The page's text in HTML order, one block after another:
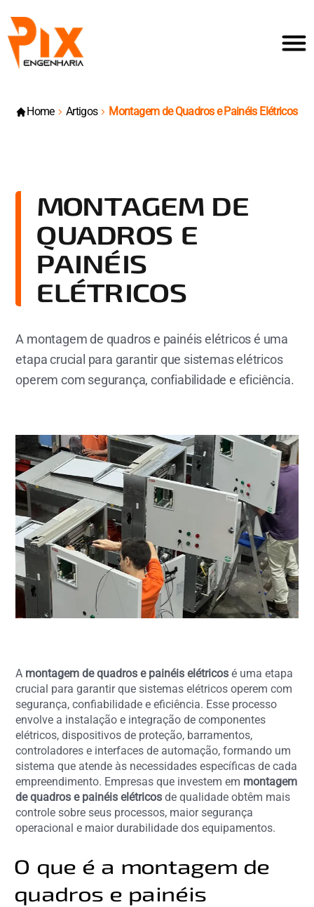
Home Artigos Montagem de Quadros e Painéis Elétricos
MONTAGEM DE
QUADROS E
PAINÉIS
ELÉTRICOS
A montagem de quadros e painéis elétricos é uma
etapa crucial para garantir que sistemas elétricos
operem com segurança, confiabilidade e eficiência.
A montagem de quadros e painéis elétricos é uma etapa
crucial para garantir que sistemas elétricos operem com
segurança, confiabilidade e eficiência. Esse processo
envolve a instalação e integração de componentes
elétricos, dispositivos de proteção, barramentos,
controladores e interfaces de automação, formando um
sistema que atende às necessidades específicas de cada
empreendimento. Empresas que investem em montagem
de quadros e painéis elétricos de qualidade obtêm mais
controle sobre seus processos, maior segurança
operacional e maior durabilidade dos equipamentos.
O que é a montagem de
quadros e painéis